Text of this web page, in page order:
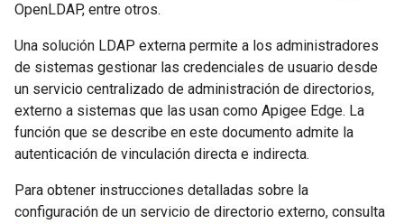
OpenLDAP, entre otros.
Una solución LDAP externa permite a los administradores
de sistemas gestionar las credenciales de usuario desde
un servicio centralizado de administración de directorios,
externo a sistemas que las usan como Apigee Edge. La
función que se describe en este documento admite la
autenticación de vinculación directa e indirecta.
Para obtener instrucciones detalladas sobre la
configuración de un servicio de directorio externo, consulta